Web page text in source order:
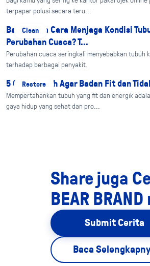
terpapar polusi secara teru...
Clean
Bagaimana Cara Menjaga Kondisi
Perubahan Cuaca? T...
Perubahan cuaca seringkali menyebabkan tubuh
terhadap berbagai penyakit.
Restore
5 Cara Mudah Agar Badan Fit dan
Mempertahankan tubuh yang fit dan energik
gaya hidup yang sehat dan pro...
Share juga
BEAR BRAND
Submit Cerita
Baca